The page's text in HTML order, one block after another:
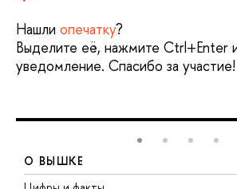
Нашли опечатку?
Выделите её, нажмите Ctrl+Enter
уведомление. Спасибо за участие!
О ВЫШКЕ